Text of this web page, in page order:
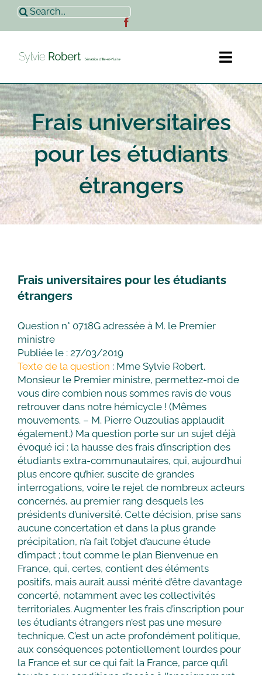
Passer
contenu
Rechercher:
Accueil
Sylvie Robert
Actualités
Contact
Frais universitaires
pour les étudiants
étrangers
Frais universitaires pour les étudiants
étrangers
Question n° 0718G adressée à M. le Premier
ministre
Publiée le : 27/03/2019
Texte de la question : Mme Sylvie Robert.
Monsieur le Premier ministre, permettez-moi de
vous dire combien nous sommes ravis de vous
retrouver dans notre hémicycle ! (Mêmes
mouvements. – M. Pierre Ouzoulias applaudit
également.) Ma question porte sur un sujet déjà
évoqué ici : la hausse des frais d’inscription des
étudiants extra-communautaires, qui, aujourd’hui
plus encore qu’hier, suscite de grandes
interrogations, voire le rejet de nombreux acteurs
concernés, au premier rang desquels les
présidents d’université. Cette décision, prise sans
aucune concertation et dans la plus grande
précipitation, n’a fait l’objet d’aucune étude
d’impact ; tout comme le plan Bienvenue en
France, qui, certes, contient des éléments
positifs, mais aurait aussi mérité d’être davantage
concerté, notamment avec les collectivités
territoriales. Augmenter les frais d’inscription pour
les étudiants étrangers n’est pas une mesure
technique. C’est un acte profondément politique,
aux conséquences potentiellement lourdes pour
la France et sur ce qui fait la France, parce qu’il